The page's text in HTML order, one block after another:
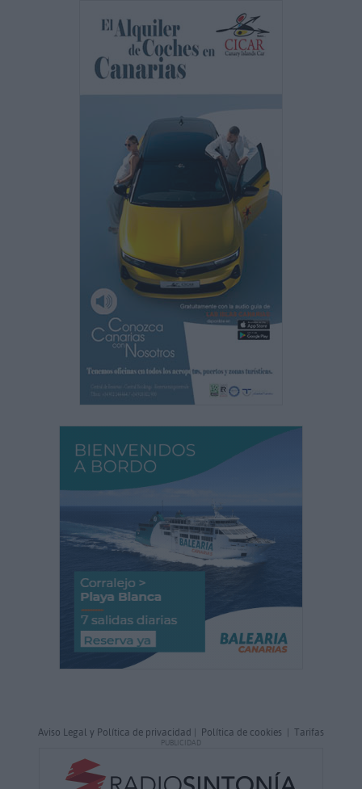
Aviso Legal y Política de privacidad | Política de cookies | Tarifas
PUBLICIDAD